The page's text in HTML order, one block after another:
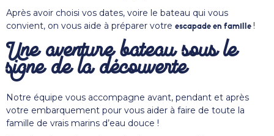
Après avoir choisi vos dates, voire le bateau qui vous
convient, on vous aide à préparer votre escapade en famille !
Une aventure bateau sous le
signe de la découverte
Notre équipe vous accompagne avant, pendant et après
votre embarquement pour vous aider à faire de toute la
famille de vrais marins d’eau douce !